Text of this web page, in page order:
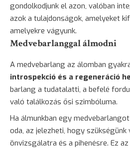
gondolkodjunk el azon, valóban
azok a tulajdonságok, amelyeket
amelyekre vágyunk.
Medvebarlanggal álmodni
A medvebarlang az álomban
introspekció és a regeneráció
barlang a tudatalatti, a befelé
való találkozás ősi szimbóluma.
Ha álmunkban egy
oda, az jelezheti, hogy
önvizsgálatra és a pihenésre. Ez